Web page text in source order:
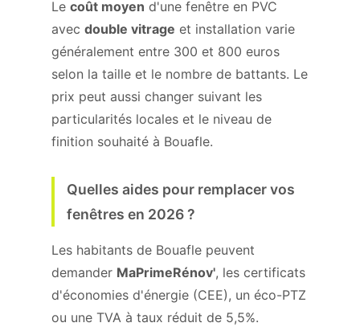
Le coût moyen d'une fenêtre en PVC
avec double vitrage et installation varie
généralement entre 300 et 800 euros
selon la taille et le nombre de battants. Le
prix peut aussi changer suivant les
particularités locales et le niveau de
finition souhaité à Bouafle.
Quelles aides pour remplacer vos
fenêtres en 2026 ?
Les habitants de Bouafle peuvent
demander MaPrimeRénov', les certificats
d'économies d'énergie (CEE), un éco-PTZ
ou une TVA à taux réduit de 5,5%.